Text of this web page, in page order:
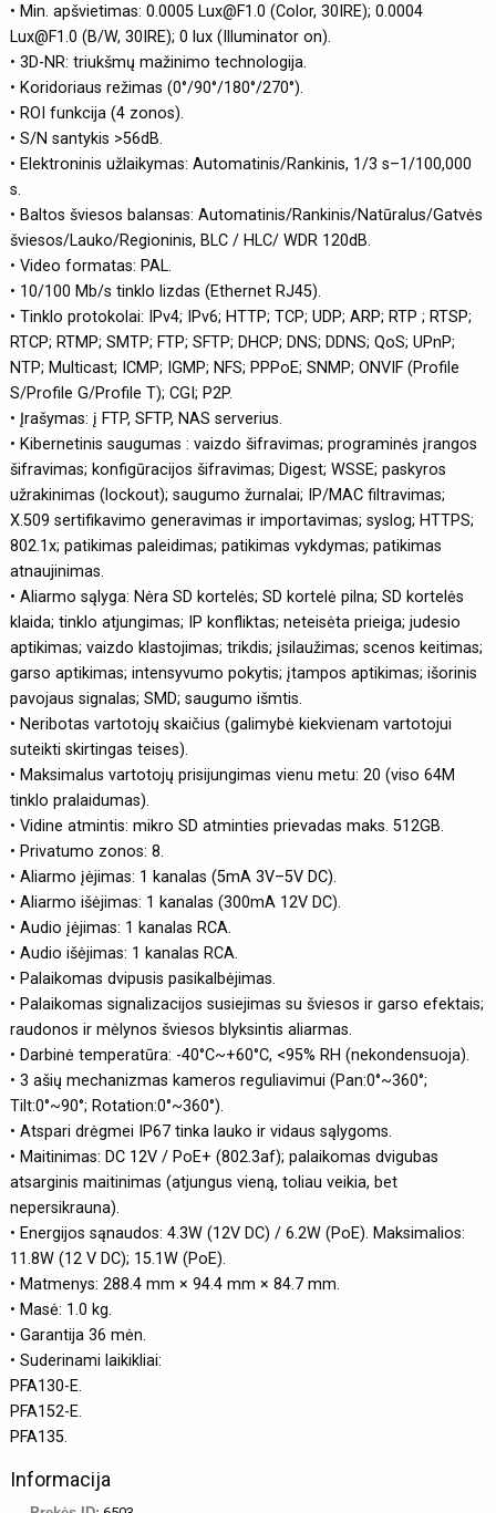
• Min. apšvietimas: 0.0005 Lux@F1.0 (Color, 30IRE); 0.0004
Lux@F1.0 (B/W, 30IRE); 0 lux (Illuminator on).
• 3D-NR: triukšmų mažinimo technologija.
• Koridoriaus režimas (0°/90°/180°/270°).
• ROI funkcija (4 zonos).
• S/N santykis >56dB.
• Elektroninis užlaikymas: Automatinis/Rankinis, 1/3 s–1/100,000
s.
• Baltos šviesos balansas: Automatinis/Rankinis/Natūralus/Gatvės
šviesos/Lauko/Regioninis, BLC / HLC/ WDR 120dB.
• Video formatas: PAL.
• 10/100 Mb/s tinklo lizdas (Ethernet RJ45).
• Tinklo protokolai: IPv4; IPv6; HTTP; TCP; UDP; ARP; RTP ; RTSP;
RTCP; RTMP; SMTP; FTP; SFTP; DHCP; DNS; DDNS; QoS; UPnP;
NTP; Multicast; ICMP; IGMP; NFS; PPPoE; SNMP; ONVIF (Profile
S/Profile G/Profile T); CGI; P2P.
• Įrašymas: į FTP, SFTP, NAS serverius.
• Kibernetinis saugumas : vaizdo šifravimas; programinės įrangos
šifravimas; konfigūracijos šifravimas; Digest; WSSE; paskyros
užrakinimas (lockout); saugumo žurnalai; IP/MAC filtravimas;
X.509 sertifikavimo generavimas ir importavimas; syslog; HTTPS;
802.1x; patikimas paleidimas; patikimas vykdymas; patikimas
atnaujinimas.
• Aliarmo sąlyga: Nėra SD kortelės; SD kortelė pilna; SD kortelės
klaida; tinklo atjungimas; IP konfliktas; neteisėta prieiga; judesio
aptikimas; vaizdo klastojimas; trikdis; įsilaužimas; scenos keitimas;
garso aptikimas; intensyvumo pokytis; įtampos aptikimas; išorinis
pavojaus signalas; SMD; saugumo išmtis.
• Neribotas vartotojų skaičius (galimybė kiekvienam vartotojui
suteikti skirtingas teises).
• Maksimalus vartotojų prisijungimas vienu metu: 20 (viso 64M
tinklo pralaidumas).
• Vidine atmintis: mikro SD atminties prievadas maks. 512GB.
• Privatumo zonos: 8.
• Aliarmo įėjimas: 1 kanalas (5mA 3V–5V DC).
• Aliarmo išėjimas: 1 kanalas (300mA 12V DC).
• Audio įėjimas: 1 kanalas RCA.
• Audio išėjimas: 1 kanalas RCA.
• Palaikomas dvipusis pasikalbėjimas.
• Palaikomas signalizacijos susiejimas su šviesos ir garso efektais;
raudonos ir mėlynos šviesos blyksintis aliarmas.
• Darbinė temperatūra: -40°C~+60°C, <95% RH (nekondensuoja).
• 3 ašių mechanizmas kameros reguliavimui (Pan:0°~360°;
Tilt:0°~90°; Rotation:0°~360°).
• Atspari drėgmei IP67 tinka lauko ir vidaus sąlygoms.
• Maitinimas: DC 12V / PoE+ (802.3af); palaikomas dvigubas
atsarginis maitinimas (atjungus vieną, toliau veikia, bet
nepersikrauna).
• Energijos sąnaudos: 4.3W (12V DC) / 6.2W (PoE). Maksimalios:
11.8W (12 V DC); 15.1W (PoE).
• Matmenys: 288.4 mm × 94.4 mm × 84.7 mm.
• Masė: 1.0 kg.
• Garantija 36 mėn.
• Suderinami laikikliai:
PFA130-E.
PFA152-E.
PFA135.
Informacija